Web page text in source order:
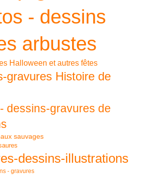
- dessins
arbustes
Halloween et autres fêtes
gravures Histoire de
dessins-gravures de
sauvages
dessins-illustrations
- gravures